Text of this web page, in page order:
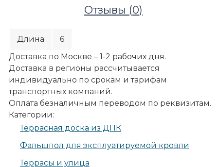
Террасы и улица
Террасные покрытия
Террасная доска из ДПК
Террасная доска Deckron (Декрон) WoodLike с
Отзывы (0)
Длина
6
Доставка по Москве – 1-2 рабочих дня.
Доставка в регионы рассчитывается
индивидуально по срокам и тарифам
транспортных компаний.
Оплата безналичным переводом по реквизитам.
Категории:
Террасная доска из ДПК
Фальшпол для эксплуатируемой кровли
Террасы и улица